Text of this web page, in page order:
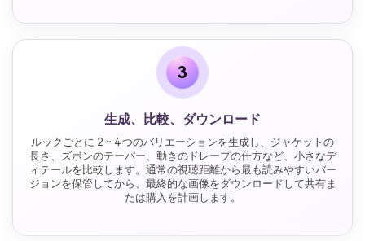
3
生成、比較、ダウンロード
ルックごとに 2 ~ 4 つのバリエーションを生成し、ジャケットの
長さ、ズボンのテーパー、動きのドレープの仕方など、小さなデ
ィテールを比較します。通常の視聴距離から最も読みやすいバー
ジョンを保管してから、最終的な画像をダウンロードして共有ま
たは購入を計画します。